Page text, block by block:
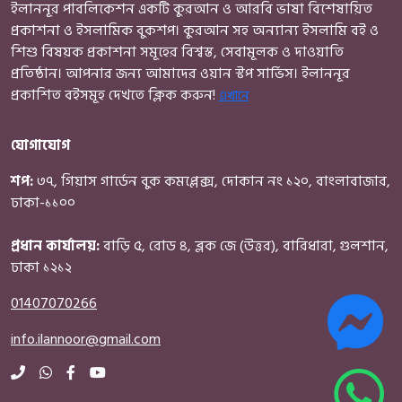
Comparative Religions
Sharia, Fiqh and Jurisprudence
Islamic Leadership and Self-developments
Tafseer & Commentary
শিশু-কিশোর ও প্যারেন্টিং
ইসলামি মননবিকাশ
ভুগোল
গল্প-উপন্যাস
বৈজ্ঞানিক বই
ইসলামি বই সমূহ
সীরাতে রাসুল (সাঃ)
ইলাননূর পাবলিকেশন একটি কুরআন ও আরবি ভাষা বিশেষায়িত
প্রকাশনা ও ইসলামিক বুকশপ। কুরআন সহ অন্যান্য ইসলামি বই ও
শিশু বিষয়ক প্রকাশনা সমূহের বিশ্বস্ত, সেবামূলক ও দাওয়াতি
প্রতিষ্ঠান। আপনার জন্য আমাদের ওয়ান স্টপ সার্ভিস। ইলাননূর
প্রকাশিত বইসমূহ দেখতে ক্লিক করুন! এখানে
যোগাযোগ
শপ:৩৭, গিয়াস গার্ডেন বুক কমপ্লেক্স, দোকান নং ১২০, বাংলাবাজার,
ঢাকা-১১০০
প্রধান কার্যালয়:বাড়ি ৫, রোড ৪, ব্লক জে (উত্তর), বারিধারা, গুলশান,
ঢাকা ১২১২
01407070266
info.ilannoor@gmail.com